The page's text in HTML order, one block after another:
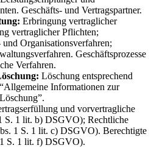
Geschäfts- und Vertragspartner.
Erbringung vertraglicher
vertraglicher Pflichten;
Organisationsverfahren;
Geschäftsprozesse
Verfahren.
Löschung entsprechend
Informationen zur
und vorvertragliche
S. 1 lit. b) DSGVO); Rechtliche
1 S. 1 lit. c) DSGVO). Berechtigte
S. 1 lit. f) DSGVO).